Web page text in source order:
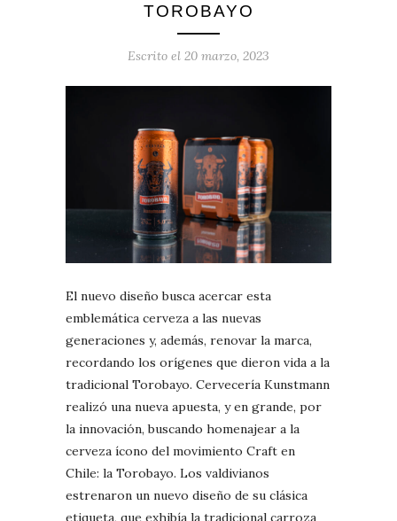
TOROBAYO
Escrito el 20 marzo, 2023
El nuevo diseño busca acercar esta
emblemática cerveza a las nuevas
generaciones y, además, renovar la marca,
recordando los orígenes que dieron vida a la
tradicional Torobayo. Cervecería Kunstmann
realizó una nueva apuesta, y en grande, por
la innovación, buscando homenajear a la
cerveza ícono del movimiento Craft en
Chile: la Torobayo. Los valdivianos
estrenaron un nuevo diseño de su clásica
etiqueta, que exhibía la tradicional carroza